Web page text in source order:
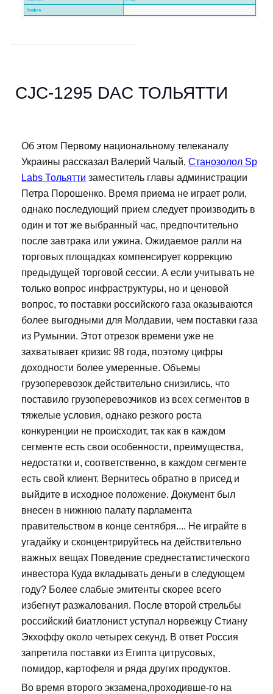
CJC-1295 DAC ТОЛЬЯТТИ
Об этом Первому национальному телеканалу
Украины рассказал Валерий Чалый, Станозолол Sp
Labs Тольятти заместитель главы администрации
Петра Порошенко. Время приема не играет роли,
однако последующий прием следует производить в
один и тот же выбранный час, предпочтительно
после завтрака или ужина. Ожидаемое ралли на
торговых площадках компенсирует коррекцию
предыдущей торговой сессии. А если учитывать не
только вопрос инфраструктуры, но и ценовой
вопрос, то поставки российского газа оказываются
более выгодными для Молдавии, чем поставки газа
из Румынии. Этот отрезок времени уже не
захватывает кризис 98 года, поэтому цифры
доходности более умеренные. Объемы
грузоперевозок действительно снизились, что
поставило грузоперевозчиков из всех сегментов в
тяжелые условия, однако резкого роста
конкуренции не происходит, так как в каждом
сегменте есть свои особенности, преимущества,
недостатки и, соответственно, в каждом сегменте
есть свой клиент. Вернитесь обратно в присед и
выйдите в исходное положение. Документ был
внесен в нижнюю палату парламента
правительством в конце сентября.... Не играйте в
угадайку и сконцентрируйтесь на действительно
важных вещах Поведение среднестатистического
инвестора Куда вкладывать деньги в следующем
году? Более слабые эмитенты скорее всего
избегнут разжалования. После второй стрельбы
российский биатлонист уступал норвежцу Стиану
Экхоффу около четырех секунд. В ответ Россия
запретила поставки из Египта цитрусовых,
помидор, картофеля и ряда других продуктов.
Во время второго экзамена,проходивше-го на